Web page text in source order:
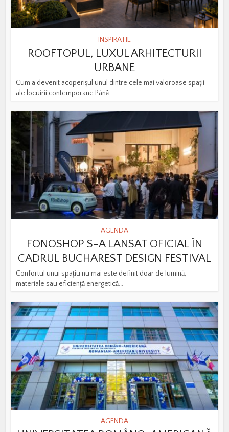
INSPIRATIE
ROOFTOPUL, LUXUL ARHITECTURII
URBANE
Cum a devenit acoperișul unul dintre cele mai valoroase spații
ale locuirii contemporane Până...
AGENDA
FONOSHOP S-A LANSAT OFICIAL ÎN
CADRUL BUCHAREST DESIGN FESTIVAL
Confortul unui spațiu nu mai este definit doar de lumină,
materiale sau eficiență energetică...
AGENDA